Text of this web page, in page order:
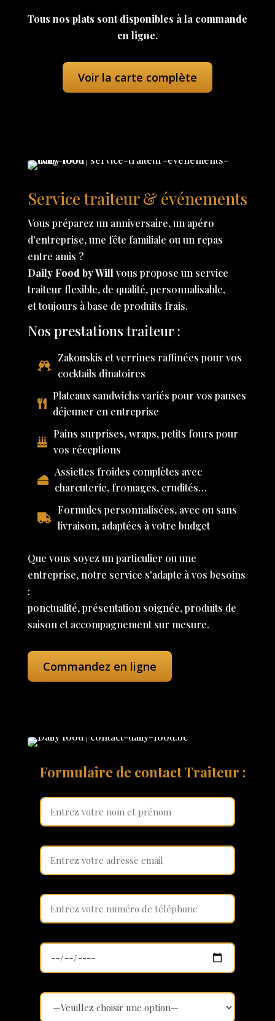
Tous nos plats sont disponibles à la commande
en ligne.
Voir la carte complète
Service traiteur & événements
Vous préparez un anniversaire, un apéro
d'entreprise, une fête familiale ou un repas
entre amis ?
Daily Food by Will vous propose un service
traiteur flexible, de qualité, personnalisable,
et toujours à base de produits frais.
Nos prestations traiteur :
Zakouskis et verrines raffinées pour vos
cocktails dînatoires
Plateaux sandwichs variés pour vos pauses
déjeuner en entreprise
Pains surprises, wraps, petits fours pour
vos réceptions
Assiettes froides complètes avec
charcuterie, fromages, crudités…
Formules personnalisées, avec ou sans
livraison, adaptées à votre budget
Que vous soyez un particulier ou une
entreprise, notre service s'adapte à vos besoins
:
ponctualité, présentation soignée, produits de
saison et accompagnement sur mesure.
Commandez en ligne
Formulaire de contact Traiteur :